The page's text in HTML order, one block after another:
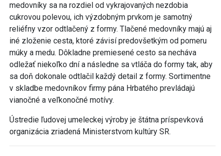
medovníky sa na rozdiel od vykrajovaných nezdobia
cukrovou polevou, ich výzdobným prvkom je samotný
reliéfny vzor odtlačený z formy. Tlačené medovníky majú aj
iné zloženie cesta, ktoré závisí predovšetkým od pomeru
múky a medu. Dôkladne premiesené cesto sa necháva
odležať niekoľko dní a následne sa vtláča do formy tak, aby
sa doň dokonale odtlačil každý detail z formy. Sortimentne
v skladbe medovníkov firmy pána Hrbatého prevládajú
vianočné a veľkonočné motívy.
Ústredie ľudovej umeleckej výroby je štátna príspevková
organizácia zriadená Ministerstvom kultúry SR.